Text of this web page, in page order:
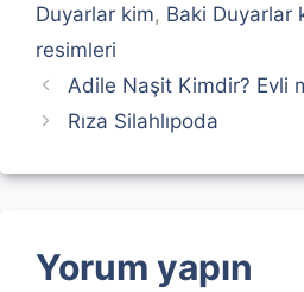
Duyarlar kim, Baki Duyarlar
resimleri
Adile Naşit Kimdir? Evli
Rıza Silahlıpoda
Yorum yapın